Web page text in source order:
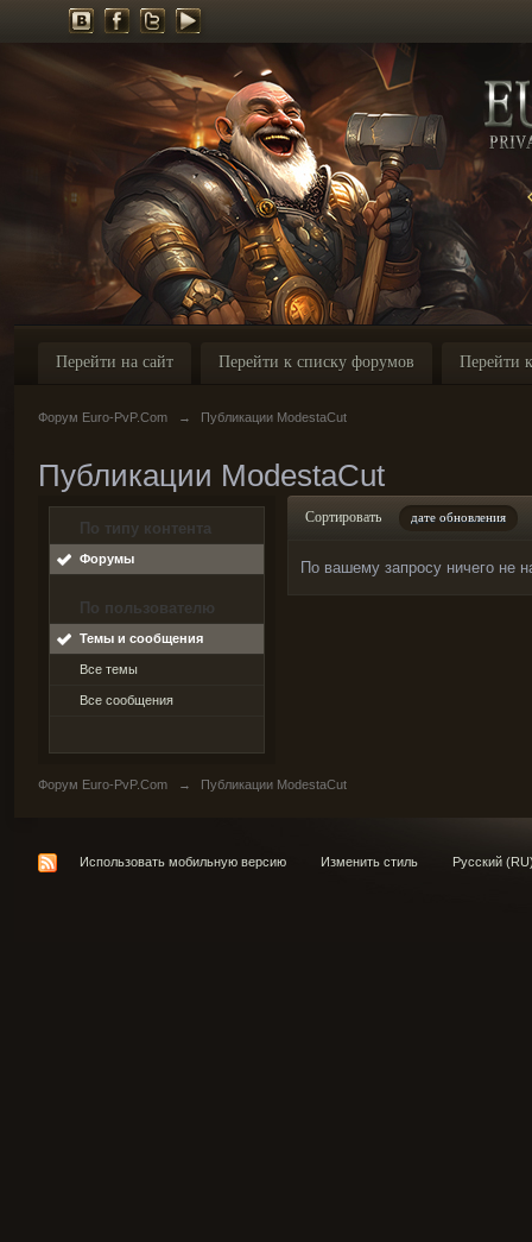
Перейти на сайт Перейти к списку форумов Перейти
Форум Euro-PvP.Com → Публикации ModestaCut
Публикации ModestaCut
По типу контента
Форумы
По пользователю
Темы и сообщения
Все темы
Все сообщения
Сортировать дате обновления
По вашему запросу ничего не
Форум Euro-PvP.Com → Публикации ModestaCut
Использовать мобильную версию Изменить стиль Русский